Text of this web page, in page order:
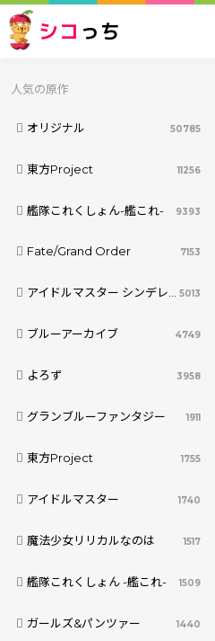
シコ っち
人気の原作
オリジナル 50785
東方Project 11256
艦隊これくしょん-艦これ- 9393
Fate/Grand Order 7153
アイドルマスター シンデレラガールズ 5013
ブルーアーカイブ 4749
よろず 3958
グランブルーファンタジー 1911
東方Project 1755
アイドルマスター 1740
魔法少女リリカルなのは 1517
艦隊これくしょん -艦これ- 1509
ガールズ&パンツァー 1440